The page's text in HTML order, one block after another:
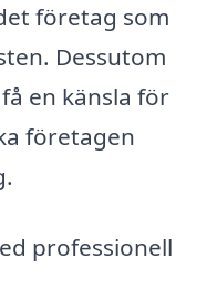
företag som
Dessutom
en känsla för
företagen
professionell